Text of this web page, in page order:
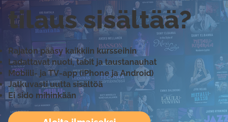
tilaus sisältää?
Rajaton pääsy kaikkiin kursseihin
Ladattavat nuoti, tabit ja taustanauhat
Mobiili- ja TV-app (iPhone ja Android)
Jatkuvasti uutta sisältöä
Ei sido mihinkään